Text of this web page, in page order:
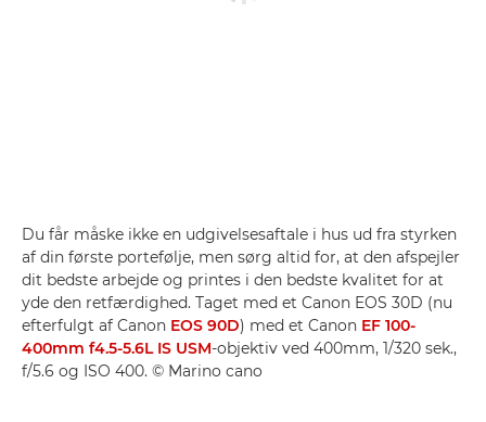
Du får måske ikke en udgivelsesaftale i hus ud fra styrken
af din første portefølje, men sørg altid for, at den afspejler
dit bedste arbejde og printes i den bedste kvalitet for at
yde den retfærdighed. Taget med et Canon EOS 30D (nu
efterfulgt af Canon EOS 90D) med et Canon EF 100-
400mm f4.5-5.6L IS USM-objektiv ved 400mm, 1/320 sek.,
f/5.6 og ISO 400. © Marino cano